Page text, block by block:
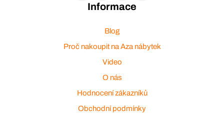
Informace
Blog
Proč nakoupit na Aza nábytek
Video
O nás
Hodnocení zákazníků
Obchodní podmínky